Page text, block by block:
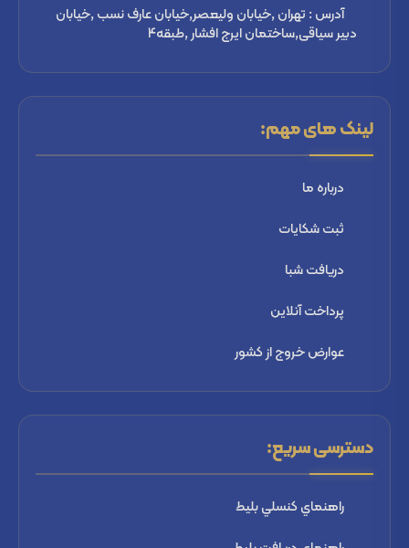
آدرس : تهران ,خیابان ولیعصر,خیابان عارف نسب ,خیابان
دبیر سیاقی,ساختمان ایرج افشار ,طبقه4
لینک های مهم:
درباره ما
ثبت شكايات
دریافت شبا
پرداخت آنلاین
عوارض خروج از کشور
دسترسی سریع:
راهنماي كنسلي بليط